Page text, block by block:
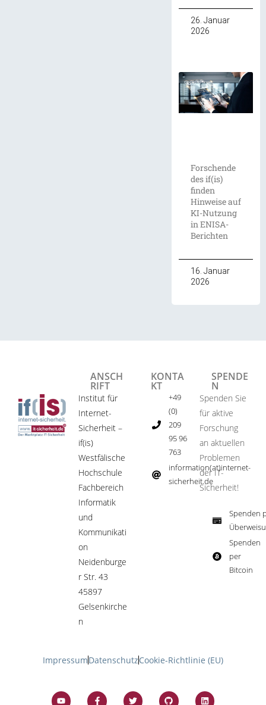
26. Januar
2026
Forschende
des if(is)
finden
Hinweise auf
KI-Nutzung
in ENISA-
Berichten
16. Januar
2026
ANSCH
RIFT
Institut für
Internet-
Sicherheit –
if(is)
Westfälische
Hochschule
Fachbereich
Informatik
und
Kommunikati
on
Neidenburge
r Str. 43
45897
Gelsenkirche
n
KONTA
KT
+49
(0)
209
95 96
763
information(at)internet-
sicherheit.de ​
SPENDE
N
Spenden Sie
für aktive
Forschung
an aktuellen
Problemen
der IT-
Sicherheit!​
Spenden
Spenden
per
Bitcoin​
ImpressumDatenschutzCookie-Richtlinie (EU)